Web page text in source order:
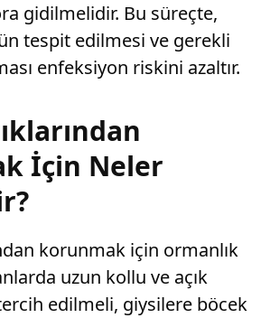
gidilmelidir. Bu süreçte,
tespit edilmesi ve gerekli
enfeksiyon riskini azaltır.
İçin Neler
korunmak için ormanlık
uzun kollu ve açık
edilmeli, giysilere böcek